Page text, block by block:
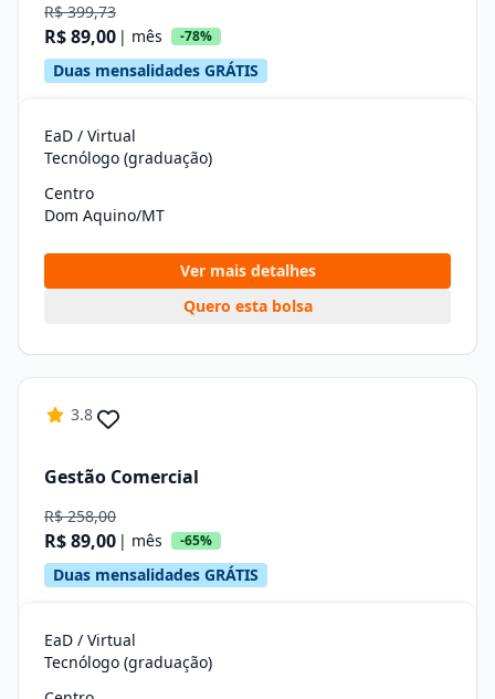
R$ 399,73
R$ 89,00 | mês -78%
Duas mensalidades GRÁTIS
EaD / Virtual
Tecnólogo (graduação)
Centro
Dom Aquino/MT
Ver mais detalhes
Quero esta bolsa
3.8
Gestão Comercial
R$ 258,00
R$ 89,00 | mês -65%
Duas mensalidades GRÁTIS
EaD / Virtual
Tecnólogo (graduação)